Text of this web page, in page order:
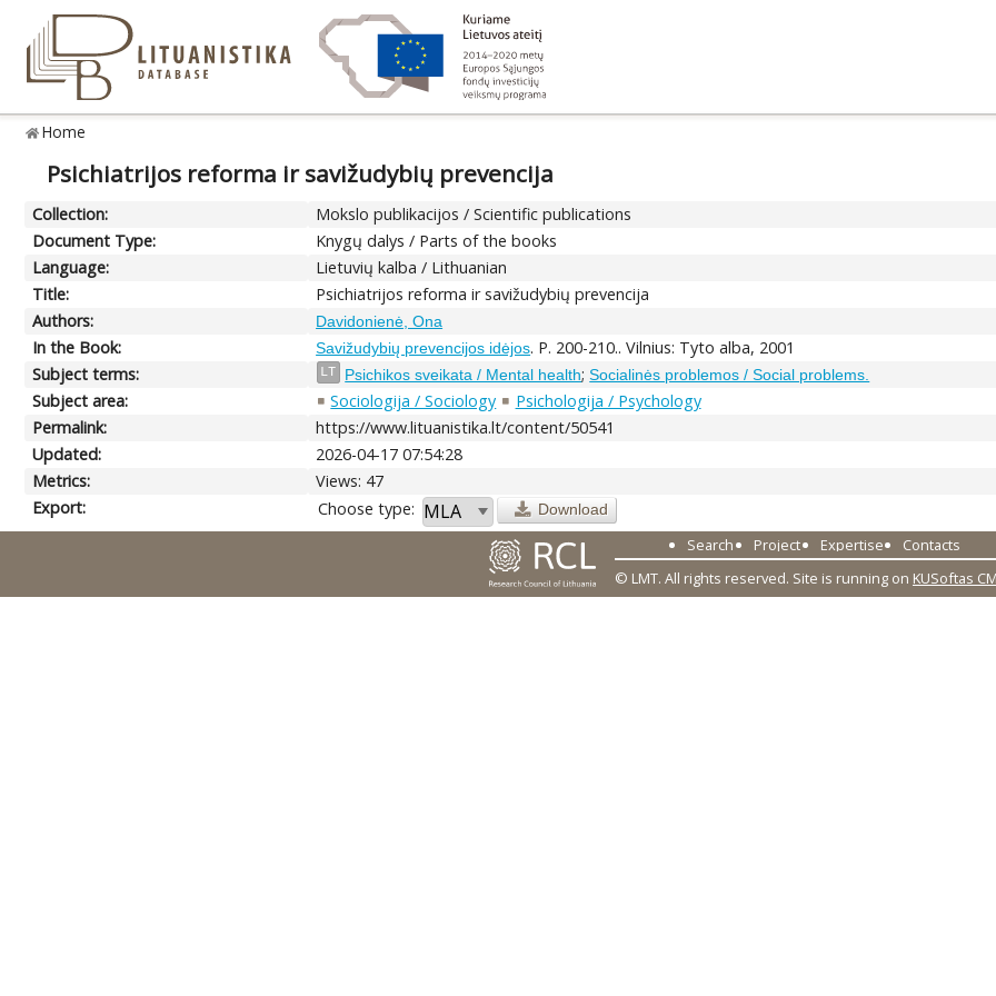
Home
Psichiatrijos reforma ir savižudybių prevencija
Collection:
Mokslo publikacijos / Scientific publications
Document Type:
Knygų dalys / Parts of the books
Language:
Lietuvių kalba / Lithuanian
Title:
Psichiatrijos reforma ir savižudybių prevencija
Authors:
Davidonienė, Ona
In the Book: Savižudybių prevencijos idėjos. P. 200-210.. Vilnius: Tyto alba, 2001
Subject terms:
LT Psichikos sveikata / Mental health;Socialinės problemos / Social problems.
Subject area: Sociologija / Sociology
Psichologija / Psychology
Permalink:
https://www.lituanistika.lt/content/50541
Updated:
2026-04-17 07:54:28
Metrics:
Views: 47
Export:
Choose type: Download
Search Project Expertise
Contacts
© LMT. All rights reserved. Site is running on KUSoftas